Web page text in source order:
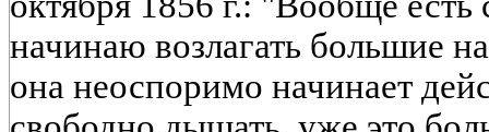
начинаю возлагать большие
она неоспоримо начинает